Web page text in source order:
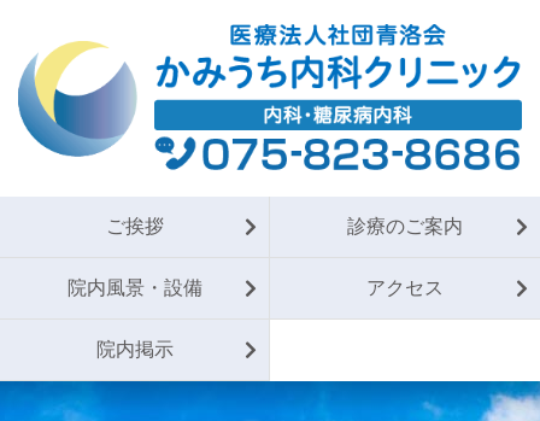
ご挨拶 診療のご案内
院内風景・設備 アクセス
院内掲示